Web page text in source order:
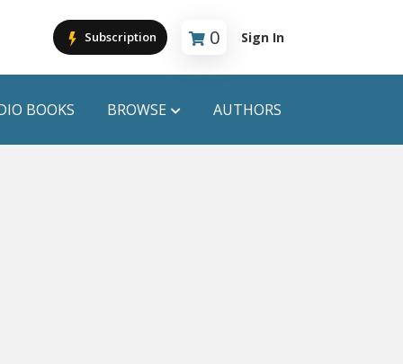
Subscription 0
Cart is empty
Sign In
BOOKS BROWSE AUTHORS